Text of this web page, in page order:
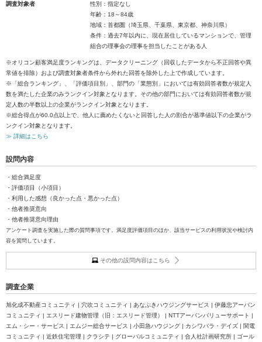
調査対象者
性別：指定なし
年齢：18～84歳
地域：首都圏（埼玉県、千葉県、東京都、神奈川県）
条件：過去7年以内に、現在居住しているマンションで、管理
組合の理事会の理事を担当したことがある人
※オリコン顧客満足度ランキングは、データクリーニング（回収したデータから不正回答や異
常値を排除）および調査対象者条件から外れた回答を除外した上で作成しています。
※「総合ランキング」、「評価項目別」、部門の「業態別」においては有効回答者数が規定人
数を満たした企業のみランクイン対象となります。その他の部門においては有効回答者数が規
定人数の半数以上の企業がランクイン対象となります。
※総合得点が60.0点以上で、他人に薦めたくないと回答した人の割合が基準値以下の企業がラ
ンクイン対象となります。
≫ 詳細はこちら
設問内容
・総合満足度
・評価項目（小項目）
・利用した感想（良かった点・悪かった点）
・他者推奨意向
・他者推奨意向理由
アンケート調査を実施した際の質問事項です。満足度評価項目のほか、該当サービスの利用状況や検討内
容を質問しています。
その他の設問内容はこちら
調査企業
旭化成不動産コミュニティ | 穴吹コミュニティ | あなぶきハウジングサービス | 伊藤忠アーバン
コミュニティ | エスリード建物管理（旧：エスリード管理） | NTTアーバンバリューサポート |
エム・シー・サービス | エムジー総合サービス | 小田急ハウジング | カシワバラ・デイズ | 関電
コミュニティ | 近鉄住宅管理 | クラシテ | グローバルコミュニティ | 合人社計画研究所 | ゴール